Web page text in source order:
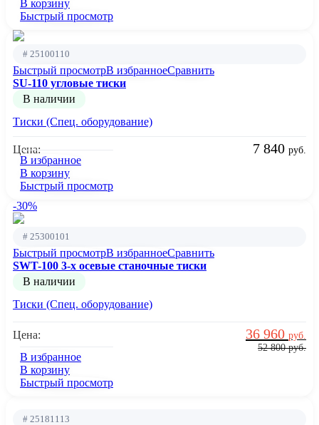
В корзину
Быстрый просмотр
# 25100110
Быстрый просмотрВ избранноеСравнить
SU-110 угловые тиски
В наличии
Тиски (Спец. оборудование)
Цена: 7 840 руб.
В избранное
В корзину
Быстрый просмотр
-30%
# 25300101
Быстрый просмотрВ избранноеСравнить
SWT-100 3-х осевые станочные тиски
В наличии
Тиски (Спец. оборудование)
Цена:
52 800руб.
36 960 руб.
В избранное
В корзину
Быстрый просмотр
# 25181113